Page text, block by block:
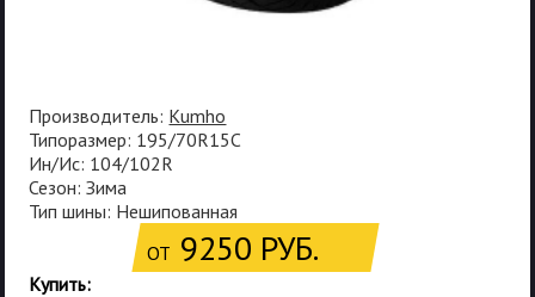
Производитель: Kumho
Типоразмер: 195/70R15C
Ин/Ис: 104/102R
Сезон: Зима
Тип шины: Нешипованная
ОТ 9250 РУБ.
Купить: